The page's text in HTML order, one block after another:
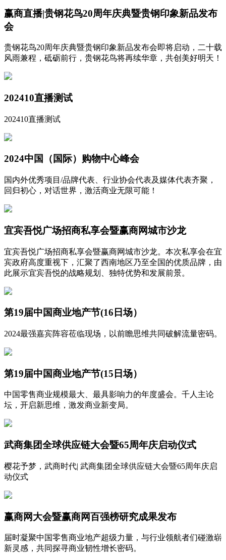
赢商直播|贵钢花鸟20周年庆典暨贵钢印象新品发布
会
贵钢花鸟20周年庆典暨贵钢印象新品发布会即将启动，二十载
风雨兼程，砥砺前行，贵钢花鸟将再续华章，共创美好明天！
202410直播测试
202410直播测试
2024中国（国际）购物中心峰会
国内外优秀项目/品牌代表、行业协会代表及媒体代表齐聚，
回归初心，对话世界，激活商业无限可能！
宜宾吾悦广场招商私享会暨赢商网城市沙龙
宜宾吾悦广场招商私享会暨赢商网城市沙龙。本次私享会在宜
宾政府高度重视下，汇聚了西南地区乃至全国的优质品牌，由
此展示宜宾吾悦的战略规划、独特优势和发展前景。
第19届中国商业地产节(16日场）
2024最强嘉宾阵容莅临现场，以前瞻思维共同破解流量密码。
第19届中国商业地产节(15日场）
中国零售商业规模最大、最具影响力的年度盛会。千人主论
坛，开启新思维，激发商业新变局。
武商集团全球供应链大会暨65周年庆启动仪式
樱花予梦，武商时代| 武商集团全球供应链大会暨65周年庆启
动仪式
赢商网大会暨赢商网百强榜研究成果发布
届时凝聚中国零售商业地产超级力量，与行业领航者们碰激崭
新灵感，共同探寻商业韧性增长密码。